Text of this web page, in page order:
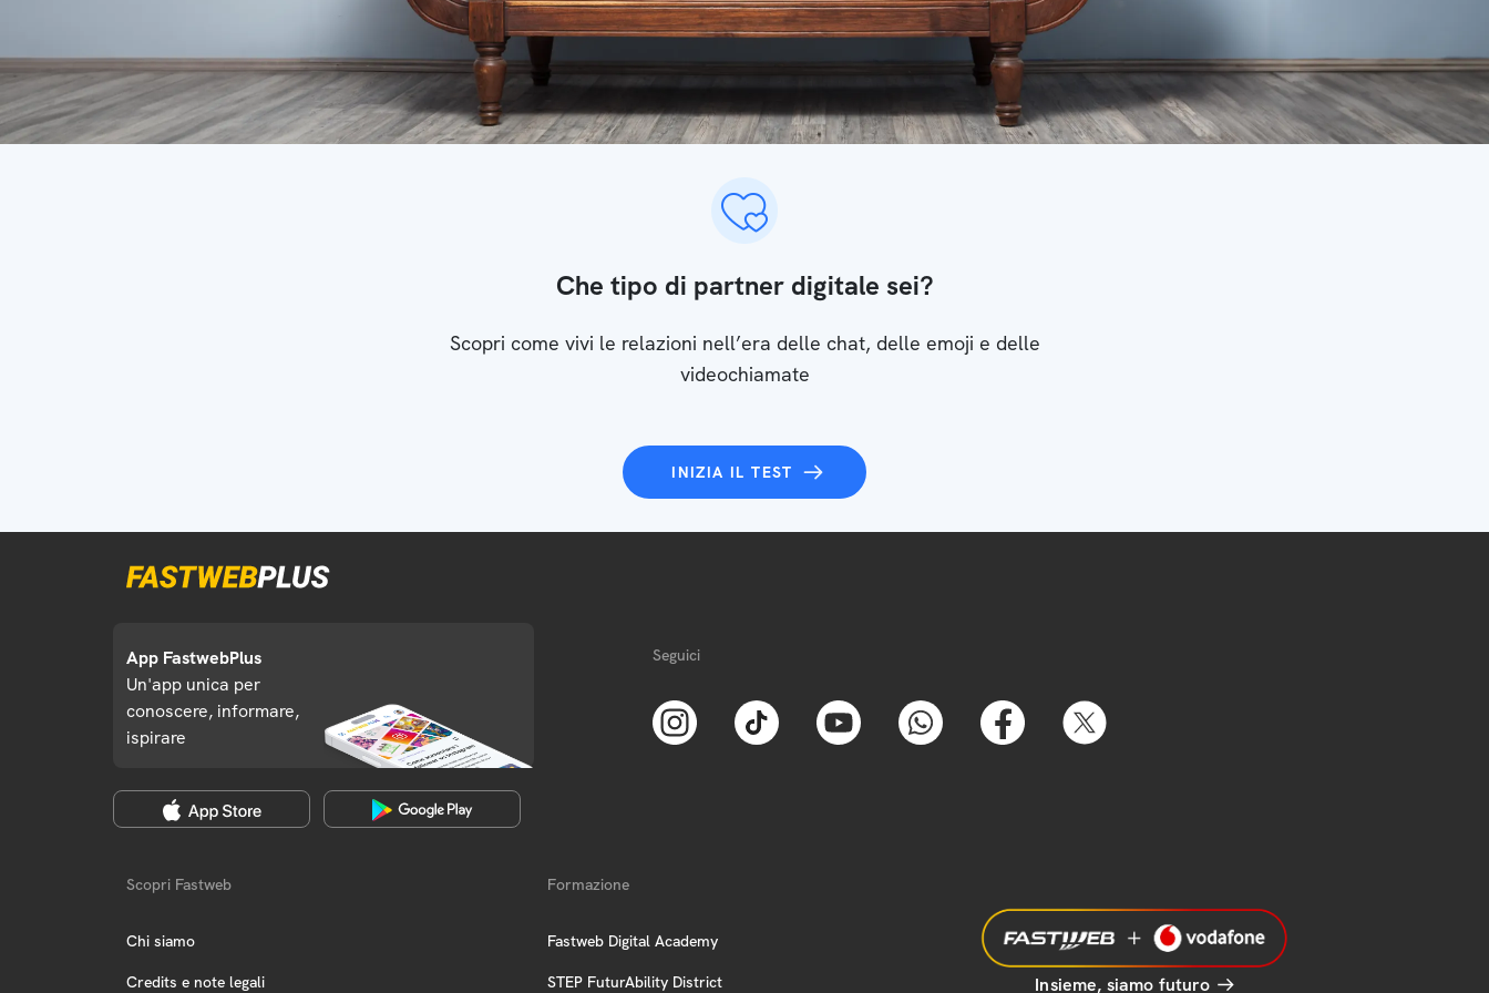
Che tipo di partner digitale sei?
Scopri come vivi le relazioni nell’era delle chat, delle emoji e delle
videochiamate
INIZIA IL TEST
App FastwebPlus
Un'app unica per
conoscere, informare,
ispirare
Seguici
Scopri Fastweb
Chi siamo
Credits e note legali
Formazione
Fastweb Digital Academy
STEP FuturAbility District Insieme, siamo futuro